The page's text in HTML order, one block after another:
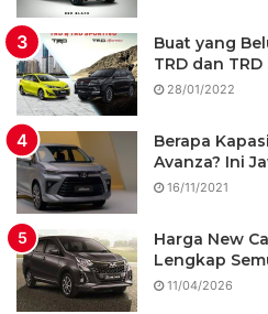
Buat yang
TRD dan
28/01/2022
Berapa
Avanza? Ini
16/11/2021
Harga New
Lengkap
11/04/2026